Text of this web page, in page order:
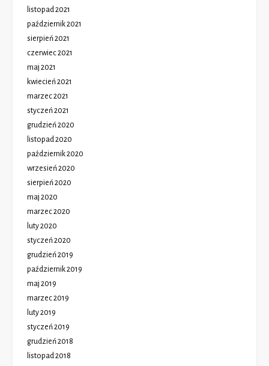
listopad 2021
październik 2021
sierpień 2021
czerwiec 2021
maj 2021
kwiecień 2021
marzec 2021
styczeń 2021
grudzień 2020
listopad 2020
październik 2020
wrzesień 2020
sierpień 2020
maj 2020
marzec 2020
luty 2020
styczeń 2020
grudzień 2019
październik 2019
maj 2019
marzec 2019
luty 2019
styczeń 2019
grudzień 2018
listopad 2018